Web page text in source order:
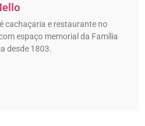
cachaçaria e restaurante no
espaço memorial da Família
desde 1803.